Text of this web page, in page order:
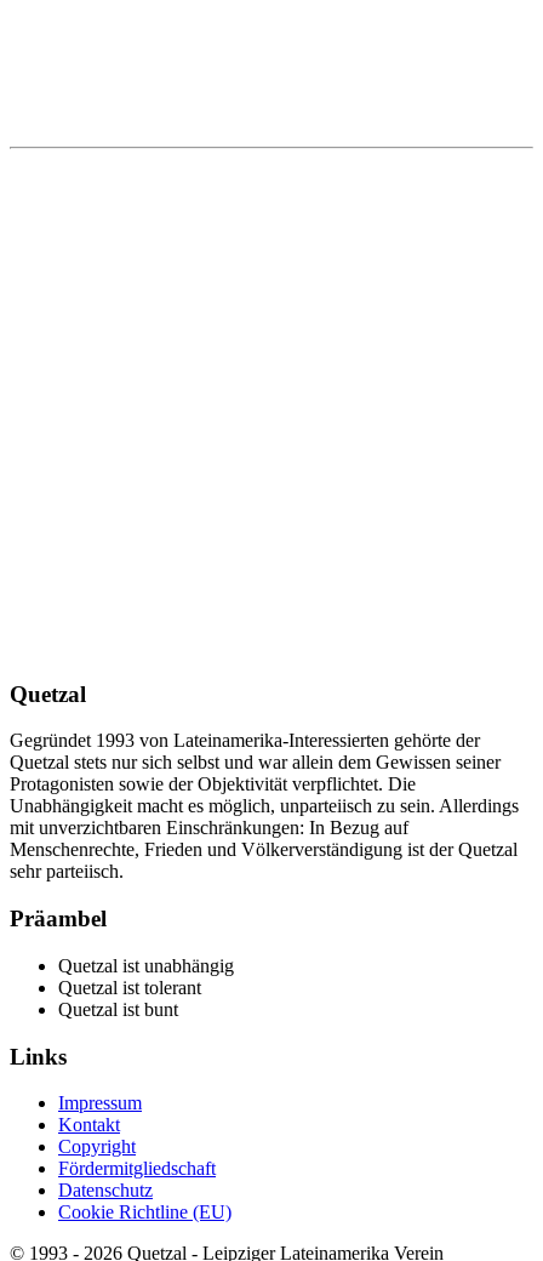
Quetzal
Gegründet 1993 von Lateinamerika-Interessierten gehörte der
Quetzal stets nur sich selbst und war allein dem Gewissen seiner
Protagonisten sowie der Objektivität verpflichtet. Die
Unabhängigkeit macht es möglich, unparteiisch zu sein. Allerdings
mit unverzichtbaren Einschränkungen: In Bezug auf
Menschenrechte, Frieden und Völkerverständigung ist der Quetzal
sehr parteiisch.
Präambel
Quetzal ist unabhängig
Quetzal ist tolerant
Quetzal ist bunt
Links
Impressum
Kontakt
Copyright
Fördermitgliedschaft
Datenschutz
Cookie Richtline (EU)
© 1993 - 2026 Quetzal - Leipziger Lateinamerika Verein